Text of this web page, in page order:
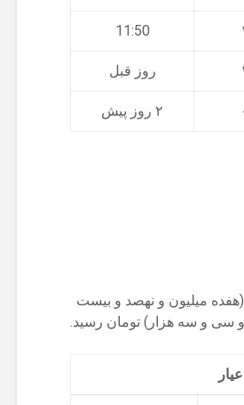
11:50
روز قبل
۲ روز پیش
هر گرم طلا ۱۸ عیار امروز با کاهش ۰.۵۱ درصدی، از ۱۷,۹۲۵,۱۰۰ (هفده میلیون و نهصد و بیست